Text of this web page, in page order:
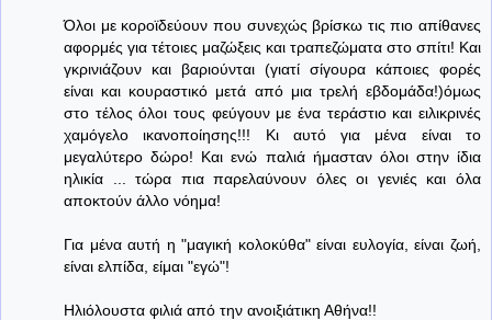
Όλοι με κοροϊδεύουν που συνεχώς βρίσκω τις πιο απίθανες
αφορμές για τέτοιες μαζώξεις και τραπεζώματα στο σπίτι! Και
γκρινιάζουν και βαριούνται (γιατί σίγουρα κάποιες φορές
είναι και κουραστικό μετά από μια τρελή εβδομάδα!)όμως
στο τέλος όλοι τους φεύγουν με ένα τεράστιο και ειλικρινές
χαμόγελο ικανοποίησης!!! Κι αυτό για μένα είναι το
μεγαλύτερο δώρο! Και ενώ παλιά ήμασταν όλοι στην ίδια
ηλικία ... τώρα πια παρελαύνουν όλες οι γενιές και όλα
αποκτούν άλλο νόημα!
Για μένα αυτή η "μαγική κολοκύθα" είναι ευλογία, είναι ζωή,
είναι ελπίδα, είμαι "εγώ"!
Ηλιόλουστα φιλιά από την ανοιξιάτικη Αθήνα!!